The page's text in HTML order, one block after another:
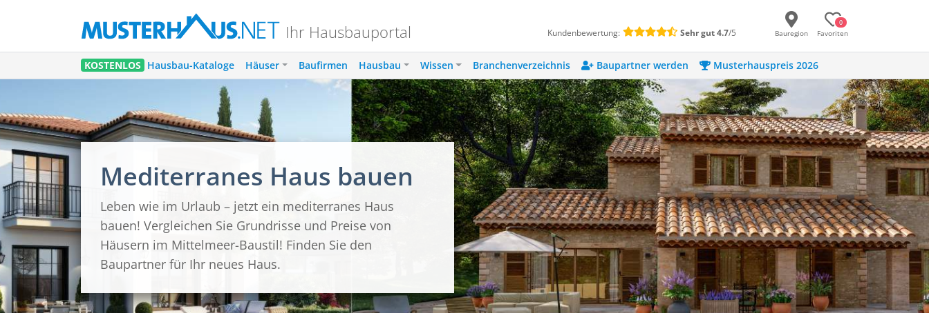
Ihr Hausbauportal Kundenbewertung: Sehr gut4.7/5 Bauregion
0
Favoriten
KOSTENLOS Hausbau-Kataloge Häuser Baufirmen Hausbau Wissen Branchenverzeichnis Baupartner werden Musterhauspreis 2026
Mediterranes Haus bauen
Leben wie im Urlaub – jetzt ein mediterranes Haus
bauen! Vergleichen Sie Grundrisse und Preise von
Häusern im Mittelmeer-Baustil! Finden Sie den
Baupartner für Ihr neues Haus.